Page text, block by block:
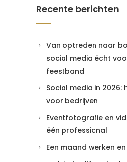
Recente berichten
Van optreden naar
social media écht
feestband
Social media in 2026:
voor bedrijven
Eventfotografie en
één professional
Een maand werken